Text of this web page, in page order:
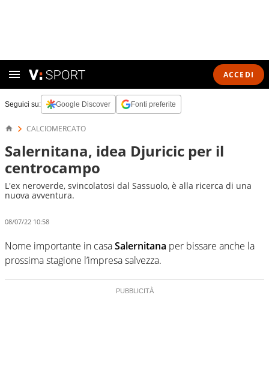
ACCEDI
Seguici su: Google Discover Fonti preferite
CALCIOMERCATO
Salernitana, idea Djuricic per il
centrocampo
L'ex neroverde, svincolatosi dal Sassuolo, è alla ricerca di una
nuova avventura.
08/07/22 10:58
Nome importante in casaSalernitana per bissare anche la
prossima stagione l’impresa salvezza.